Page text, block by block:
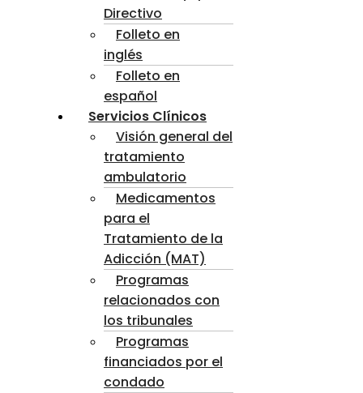
Directivo
Folleto en
inglés
Folleto en
español
Servicios Clínicos
Visión general del
tratamiento
ambulatorio
Medicamentos
para el
Tratamiento de la
Adicción (MAT)
Programas
relacionados con
los tribunales
Programas
financiados por el
condado